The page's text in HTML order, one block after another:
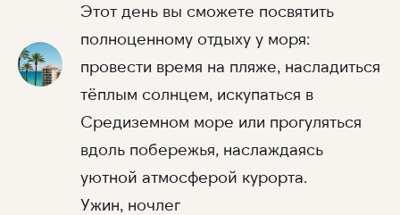
Этот день вы сможете посвятить
полноценному отдыху у моря:
провести время на пляже, насладиться
тёплым солнцем, искупаться в
Средиземном море или прогуляться
вдоль побережья, наслаждаясь
уютной атмосферой курорта.
Ужин, ночлег